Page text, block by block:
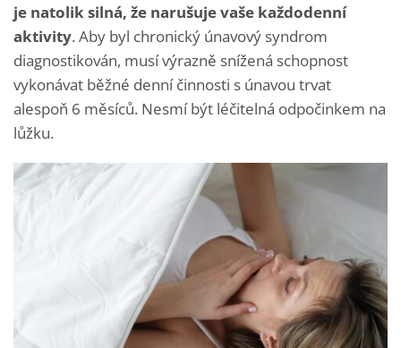
je natolik silná, že narušuje vaše každodenní
aktivity. Aby byl chronický únavový syndrom
diagnostikován, musí výrazně snížená schopnost
vykonávat běžné denní činnosti s únavou trvat
alespoň 6 měsíců. Nesmí být léčitelná odpočinkem na
lůžku.